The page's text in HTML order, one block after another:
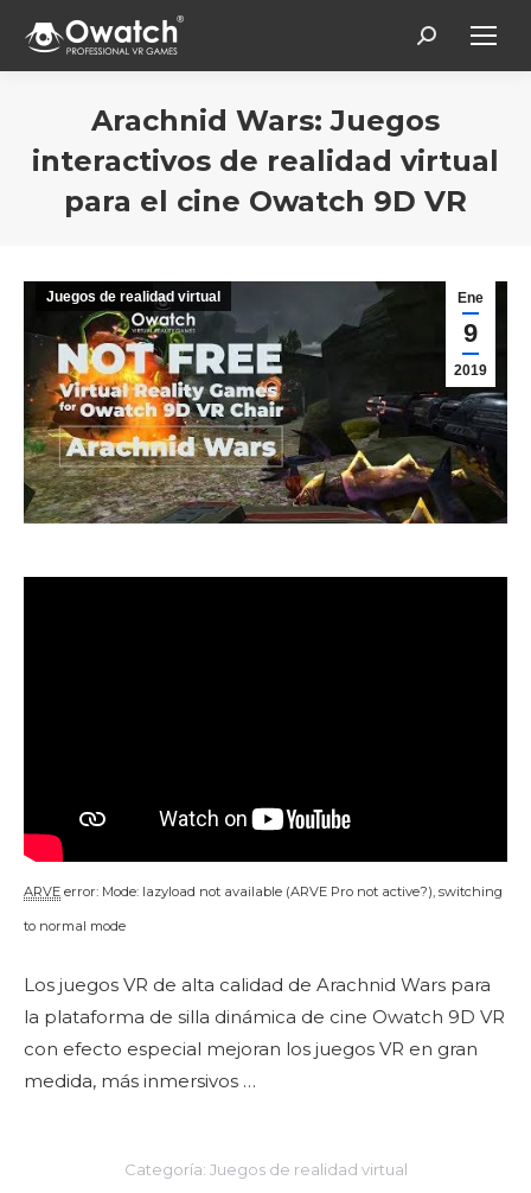
Search:
Arachnid Wars: Juegos
interactivos de realidad virtual
para el cine Owatch 9D VR
Ene
9
2019
Juegos de realidad virtual
ARVE error: Mode: lazyload not available (ARVE Pro not active?), switching
to normal mode
Los juegos VR de alta calidad de Arachnid Wars para
la plataforma de silla dinámica de cine Owatch 9D VR
con efecto especial mejoran los juegos VR en gran
medida, más inmersivos …
Categoría: Juegos de realidad virtual